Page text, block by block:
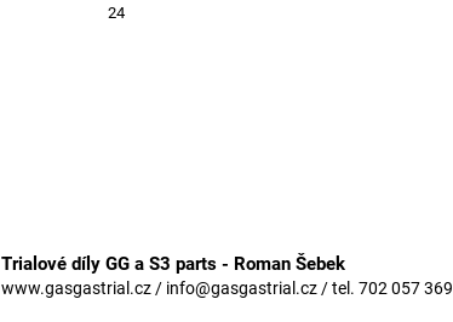
24
Trialové díly GG a S3 parts - Roman Šebek
www.gasgastrial.cz / info@gasgastrial.cz / tel. 702 057 369